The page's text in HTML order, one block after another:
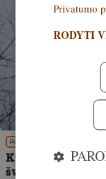
PATIRTIS
Kur ir kokioje
švininius šratus?
Privatumo
RODYTI